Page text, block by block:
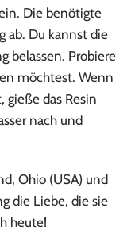
Die benötigte
ab. Du kannst die
belassen. Probiere
möchtest. Wenn
gieße das Resin
nach und
Ohio (USA) und
die Liebe, die sie
heute!